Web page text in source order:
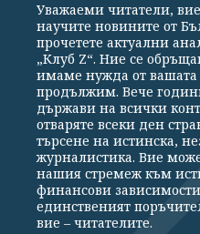
Общи условия
Реклама
Партньори
Екип
Издател на www.clubz.bg е „Клуб
Константинов" 3. Всички права
Уважаеми читатели,
научите новините от
прочетете актуални
„Клуб Z“. Ние се
имаме нужда от вашата
продължим. Вече
държави на всички
отваряте всеки ден
търсене на истинска,
журналистика. Вие
нашия стремеж към
финансови
единственият
вие – читателите.